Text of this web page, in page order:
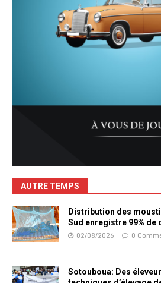
AUTRE TEMPS
Distribution des
Sud enregistre 99% de
02/08/2026 0
Sotouboua: Des